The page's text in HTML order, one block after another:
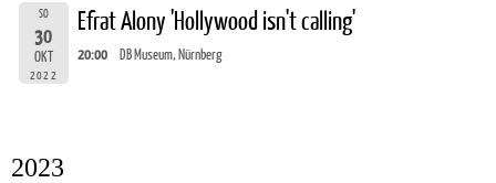
SO
30
OKT
2022
Efrat Alony 'Hollywood isn't calling'
20:00 DB Museum, Nürnberg
2023